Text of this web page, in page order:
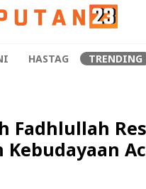
HASTAG TRENDING
Fadhlullah
Kebudayaan